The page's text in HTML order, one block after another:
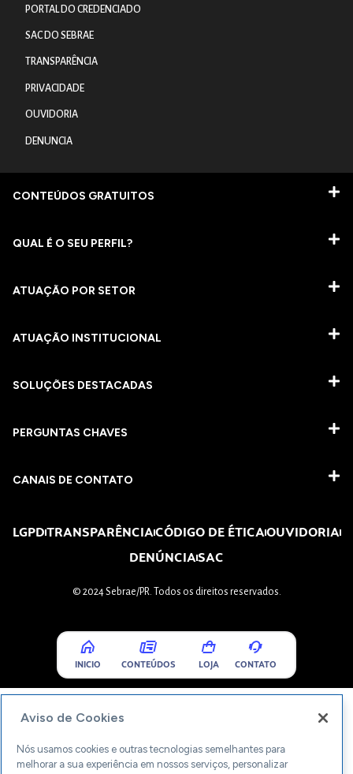
PORTAL DO CREDENCIADO
SAC DO SEBRAE
TRANSPARÊNCIA
PRIVACIDADE
OUVIDORIA
DENUNCIA
CONTEÚDOS GRATUITOS
QUAL É O SEU PERFIL?
ATUAÇÃO POR SETOR
ATUAÇÃO INSTITUCIONAL
SOLUÇÕES DESTACADAS
PERGUNTAS CHAVES​
CANAIS DE CONTATO
LGPDTRANSPARÊNCIACÓDIGO DE ÉTICAOUVIDORIA
DENÚNCIASAC
© 2024 Sebrae/PR. Todos os direitos reservados.
INICIO CONTEÚDOS LOJA CONTATO
Aviso de Cookies
Nós usamos cookies e outras tecnologias semelhantes para
melhorar a sua experiência em nossos serviços, personalizar